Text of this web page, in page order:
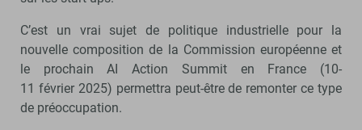
C’est un vrai sujet de politique industrielle pour la
nouvelle composition de la Commission européenne et
le prochain AI Action Summit en France (10-
11 février 2025) permettra peut-être de remonter ce type
de préoccupation.